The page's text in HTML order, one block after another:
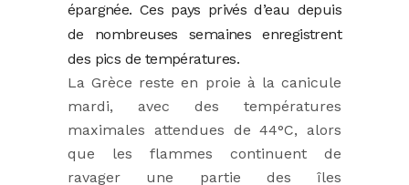
épargnée. Ces pays privés d’eau depuis
de nombreuses semaines enregistrent
des pics de températures.
La Grèce reste en proie à la canicule
mardi, avec des températures
maximales attendues de 44°C, alors
que les flammes continuent de
ravager une partie des îles